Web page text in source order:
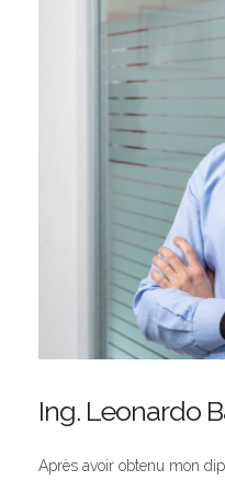
Ing. Leonardo
Après avoir obtenu mon